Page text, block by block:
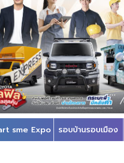
sme Expo รอบบ้านรอบเมือง